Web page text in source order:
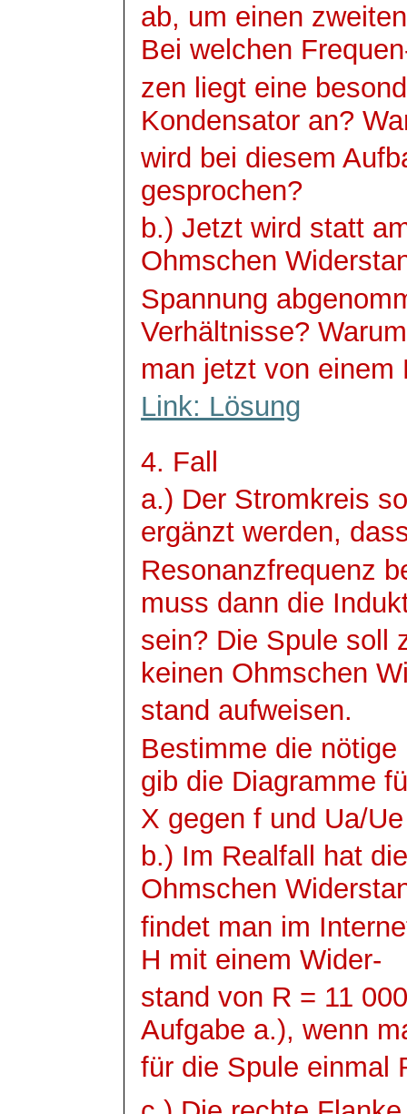
ab, um einen
Bei welchen Frequen
zen liegt eine
Kondensator an?
wird bei diesem
gesprochen?
b.) Jetzt wird statt
Ohmschen
Spannung
Verhältnisse?
man jetzt von einem
Link: Lösung
4. Fall
a.) Der Stromkreis
ergänzt werden,
Resonanzfrequenz
muss dann die
sein? Die Spule soll
keinen Ohmschen
stand aufweisen.
Bestimme die
gib die Diagramme
X gegen f und Ua/Ue
b.) Im Realfall
hat
Ohmschen
findet man im
H mit einem Wider-
stand von R = 11
Aufgabe a.), wenn
für die Spule einmal